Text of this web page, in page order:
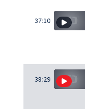
37:10
38:29